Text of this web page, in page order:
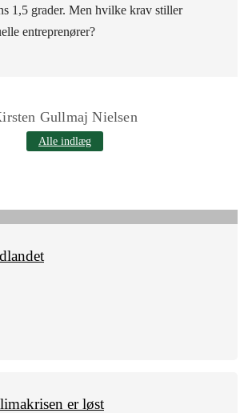
1,5 grader. Men hvilke krav stiller
entreprenører?
Gullmaj Nielsen
Alle indlæg
er løst